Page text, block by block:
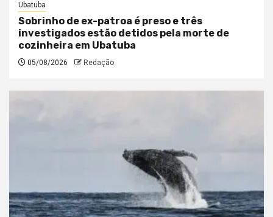
Ubatuba
Sobrinho de ex-patroa é preso e três
investigados estão detidos pela morte de
cozinheira em Ubatuba
05/08/2026 Redação